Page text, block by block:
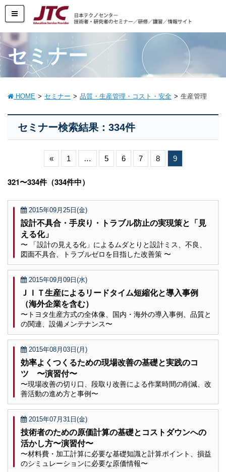
セミナー
HOME セミナー 品質・生産管理・コスト・安全 生産管理
セミナー検索結果：334件
« 1 … 5 6 7 8 9
321〜334件（334件中）
2015年09月25日(金)
設計不具合・手戻り・トラブル防止の実現策と「見
える化」
〜 「設計の見える化」によるムダとりと設計ミス、不良、
図面不具合、トラブルゼロを目指した改善策 〜
2015年09月09日(水)
ＪＩＴ生産によるリードタイム短縮化と導入事例
（海外企業を含む）
〜トヨタ生産方式の全体像、国内・海外の導入事例、品質と
の関連、設備メンテナンス〜
2015年08月03日(月)
効率よくつくるための現場改善の基礎と実践のコ
ツ 〜演習付〜
〜現場改善の切り口、段取り改善による作業時間の削減、改
善活動の進め方と事例〜
2015年07月31日(金)
技術者のための原価計算の基礎とコストダウンへの
活かし方〜演習付〜
〜材料費・加工計算に必要な基礎知識と計算ポイント、損益
のシミュレーションに必要な原価情報〜